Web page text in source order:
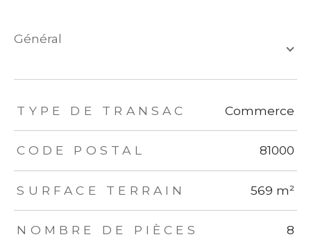
général
TRAD_ZEPHYR_Caracteristique TRAD_ZEPHYR_Valeurs
TYPE DE TRANSAC Commerce
CODE POSTAL 81000
SURFACE TERRAIN 569 m²
NOMBRE DE PIÈCES 8